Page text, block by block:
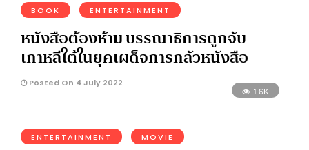
BOOK ENTERTAINMENT
หนังสือต้องห้าม บรรณาธิการถูกจับ
เกาหลีใต้ในยุคเผด็จการกลัวหนังสือ
Posted On 4 July 2022
1.6K
ENTERTAINMENT MOVIE